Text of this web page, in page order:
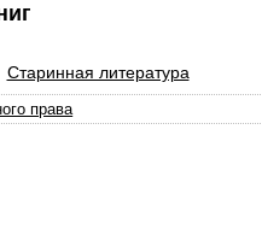
Старинная литература
права